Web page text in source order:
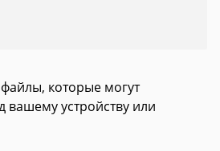
которые могут
вашему устройству или